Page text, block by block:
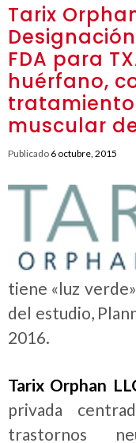
Tarix
FDA para
huérfano,
muscular
Publicado 6 octubre, 2015
tiene «luz
del estudio,
2016.
Tarix Orphan
privada
trastornos